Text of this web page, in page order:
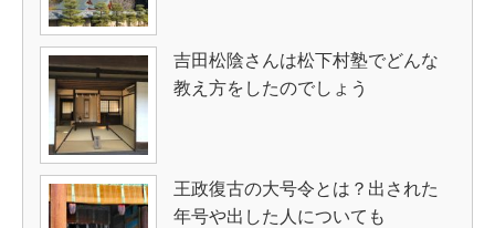
吉田松陰さんは松下村塾でどんな
教え方をしたのでしょう
王政復古の大号令とは？出された
年号や出した人についても